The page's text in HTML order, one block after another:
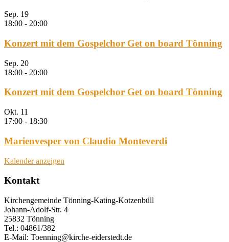
Sep. 19
18:00 - 20:00
Konzert mit dem Gospelchor Get on board Tönning
Sep. 20
18:00 - 20:00
Konzert mit dem Gospelchor Get on board Tönning
Okt. 11
17:00 - 18:30
Marienvesper von Claudio Monteverdi
Kalender anzeigen
Kontakt
Kirchengemeinde Tönning-Kating-Kotzenbüll
Johann-Adolf-Str. 4
25832 Tönning
Tel.: 04861/382
E-Mail: Toenning@kirche-eiderstedt.de